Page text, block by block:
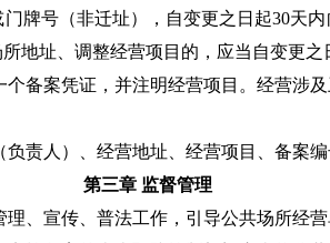
牌号（非迁址），自变更之日起30天内
地址、调整经营项目的，应当自变更之
备案凭证，并注明经营项目。经营涉
责人）、经营地址、经营项目、备案
第三章 监督管理
、宣传、普法工作，引导公共场所经营